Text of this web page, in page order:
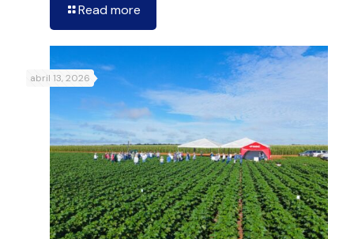
Read more
abril 13, 2026